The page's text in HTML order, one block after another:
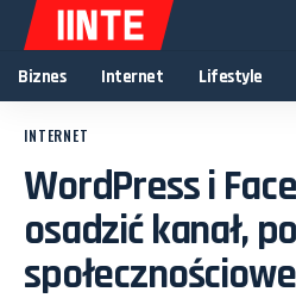
Biznes Internet Lifestyle
INTERNET
WordPress i
osadzić kanał,
społecznościowe